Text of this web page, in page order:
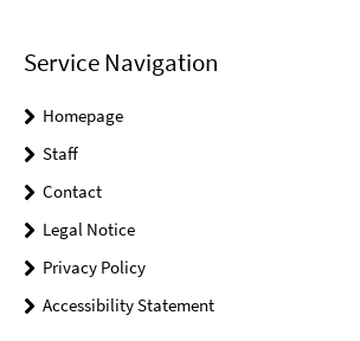
Service Navigation
Homepage
Staff
Contact
Legal Notice
Privacy Policy
Accessibility Statement